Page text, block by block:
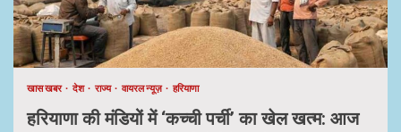
खास खबर देश राज्य वायरल न्यूज़ हरियाणा
हरियाणा की मंडियों में ‘कच्ची पर्ची’ का खेल खत्म: आज